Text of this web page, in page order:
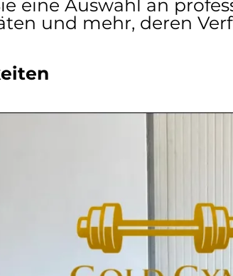
eine Auswahl an
und mehr, deren